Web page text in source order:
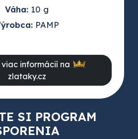
Váha: 10 g
PAMP
informácií na
zlataky.cz
SI PROGRAM